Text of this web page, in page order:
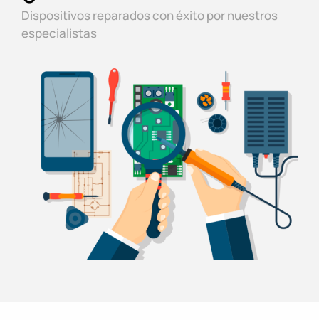
Dispositivos reparados con éxito por nuestros
especialistas